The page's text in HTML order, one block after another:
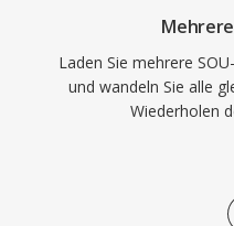
Laden Sie mehrere
und wandeln Sie alle
Wiederholen